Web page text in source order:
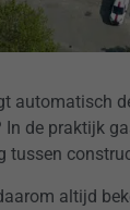
automatisch
de praktijk
altijd